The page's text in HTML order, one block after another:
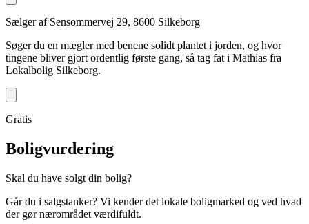
Sælger af Sensommervej 29, 8600 Silkeborg
Søger du en mægler med benene solidt plantet i jorden, og hvor
tingene bliver gjort ordentlig første gang, så tag fat i Mathias fra
Lokalbolig Silkeborg.
Gratis
Boligvurdering
Skal du have solgt din bolig?
Går du i salgstanker? Vi kender det lokale boligmarked og ved hvad
der gør nærområdet værdifuldt.